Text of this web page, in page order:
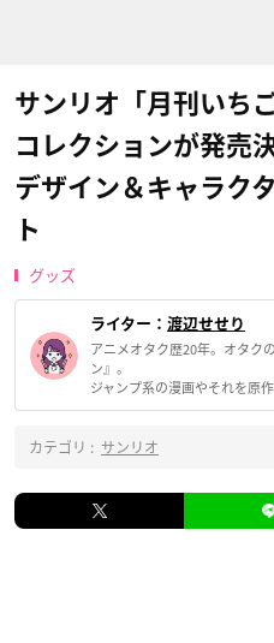
サンリオ「月刊いち
コレクションが発売
デザイン＆キャラク
ト
グッズ
ライター： 渡辺せせり
アニメオタク歴20年。オタク
ン』。
ジャンプ系の漫画やそれを原
カテゴリ : サンリオ